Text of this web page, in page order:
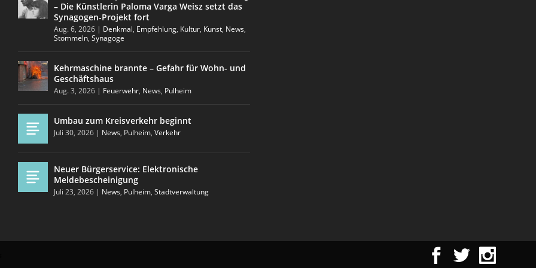
– Die Künstlerin Paloma Varga Weisz setzt das
Synagogen-Projekt fort
Aug. 6, 2026 | Denkmal, Empfehlung, Kultur, Kunst, News,
Stommeln,Synagoge
Kehrmaschine brannte – Gefahr für Wohn- und
Geschäftshaus
Aug. 3, 2026 | Feuerwehr, News, Pulheim
Umbau zum Kreisverkehr beginnt
Juli 30, 2026 | News, Pulheim,Verkehr
Neuer Bürgerservice: Elektronische
Meldebescheinigung
Juli 23, 2026 | News, Pulheim,Stadtverwaltung